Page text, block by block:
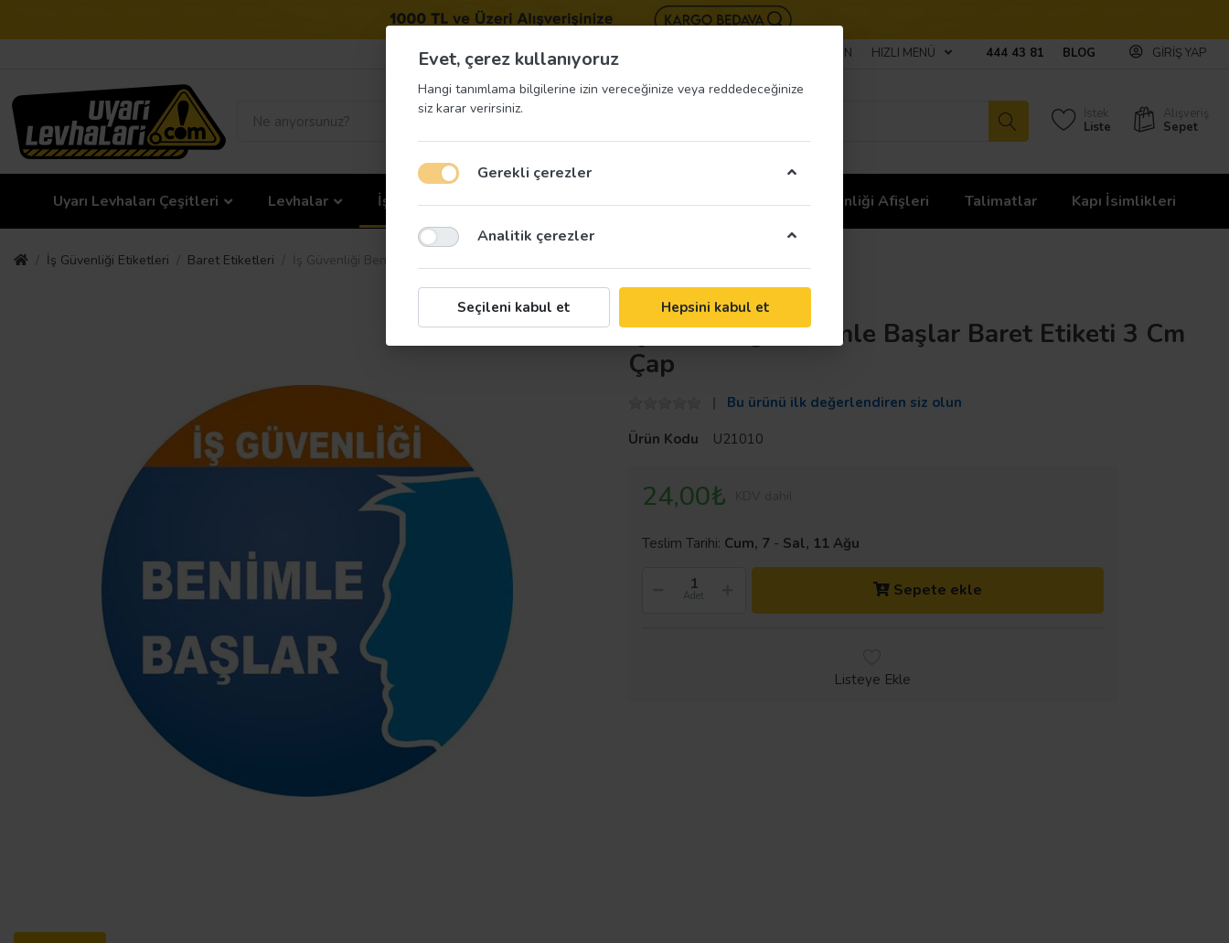
BIZE ULAŞIN HIZLI MENÜ 444 43 81 BLOG GIRIŞ YAP
İstek
Liste
Alışveriş
Sepet
Uyarı Levhaları Çeşitleri Levhalar İş Güvenliği Etiketleri İş Güvenliği Ekipmanları İş Güvenliği Afişleri Talimatlar Kapı İsimlikleri
İş Güvenliği Etiketleri Baret Etiketleri İş Güvenliği Benimle Başlar Baret Etiketi 3 Cm Çap
Taroks
İş Güvenliği Benimle Başlar Baret Etiketi 3 Cm
Çap
Bu ürünü ilk değerlendiren siz olun
Ürün Kodu
U21010
24,00₺
Teslim Tarihi: Cum, 7 - Sal, 11 Ağu
Adet Sepete ekle
Listeye Ekle
Evet, çerez kullanıyoruz
Hangi tanımlama bilgilerine izin vereceğinize veya reddedeceğinize
siz karar verirsiniz.
Gerekli çerezler
Analitik çerezler
Seçileni kabul et Hepsini kabul et